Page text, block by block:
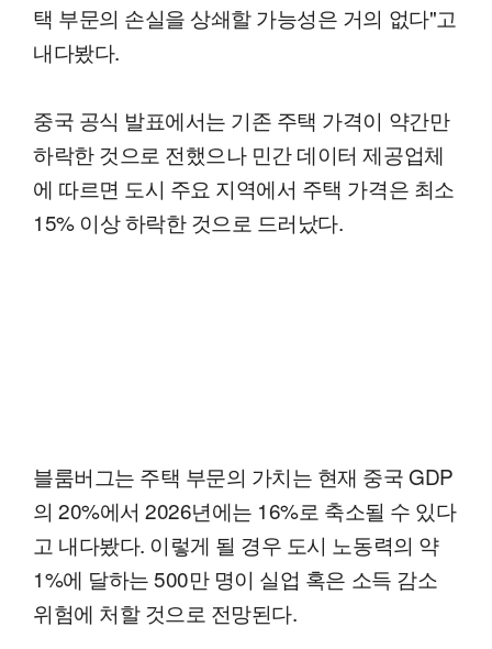
택 부문의 손실을 상쇄할 가능성은 거의 없다"고
내다봤다.
중국 공식 발표에서는 기존 주택 가격이 약간만
하락한 것으로 전했으나 민간 데이터 제공업체
에 따르면 도시 주요 지역에서 주택 가격은 최소
15% 이상 하락한 것으로 드러났다.
블룸버그는 주택 부문의 가치는 현재 중국 GDP
의 20%에서 2026년에는 16%로 축소될 수 있다
고 내다봤다. 이렇게 될 경우 도시 노동력의 약
1%에 달하는 500만 명이 실업 혹은 소득 감소
위험에 처할 것으로 전망된다.